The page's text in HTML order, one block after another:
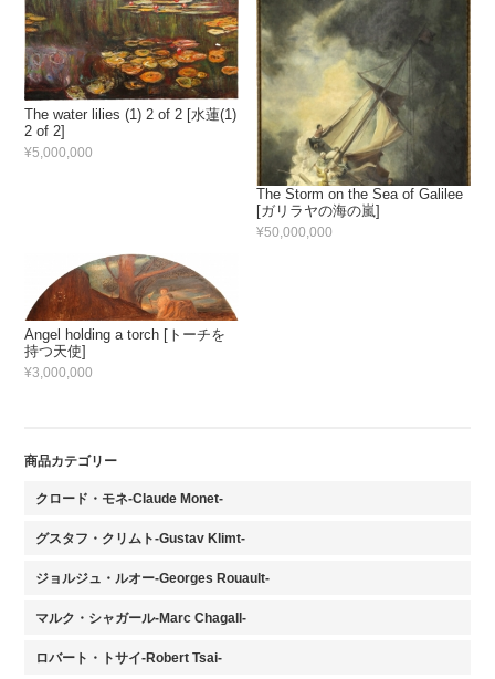
The water lilies (1) 2 of 2 [水蓮(1)
2 of 2]
¥5,000,000
The Storm on the Sea of Galilee
[ガリラヤの海の嵐]
¥50,000,000
Angel holding a torch [トーチを
持つ天使]
¥3,000,000
商品カテゴリー
クロード・モネ-Claude Monet-
グスタフ・クリムト-Gustav Klimt-
ジョルジュ・ルオー-Georges Rouault-
マルク・シャガール-Marc Chagall-
ロバート・トサイ-Robert Tsai-